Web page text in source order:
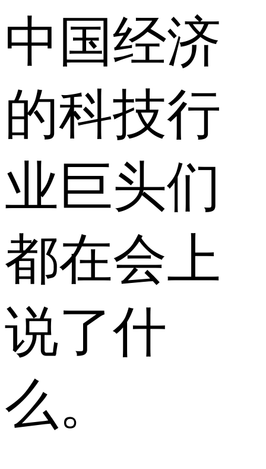
中国经济
的科技行
业巨头们
都在会上
说了什
么。